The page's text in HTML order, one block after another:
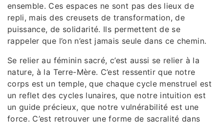
ensemble. Ces espaces ne sont pas des lieux de
repli, mais des creusets de transformation, de
puissance, de solidarité. Ils permettent de se
rappeler que l’on n’est jamais seule dans ce chemin.
Se relier au féminin sacré, c’est aussi se relier à la
nature, à la Terre-Mère. C’est ressentir que notre
corps est un temple, que chaque cycle menstruel est
un reflet des cycles lunaires, que notre intuition est
un guide précieux, que notre vulnérabilité est une
force. C’est retrouver une forme de sacralité dans